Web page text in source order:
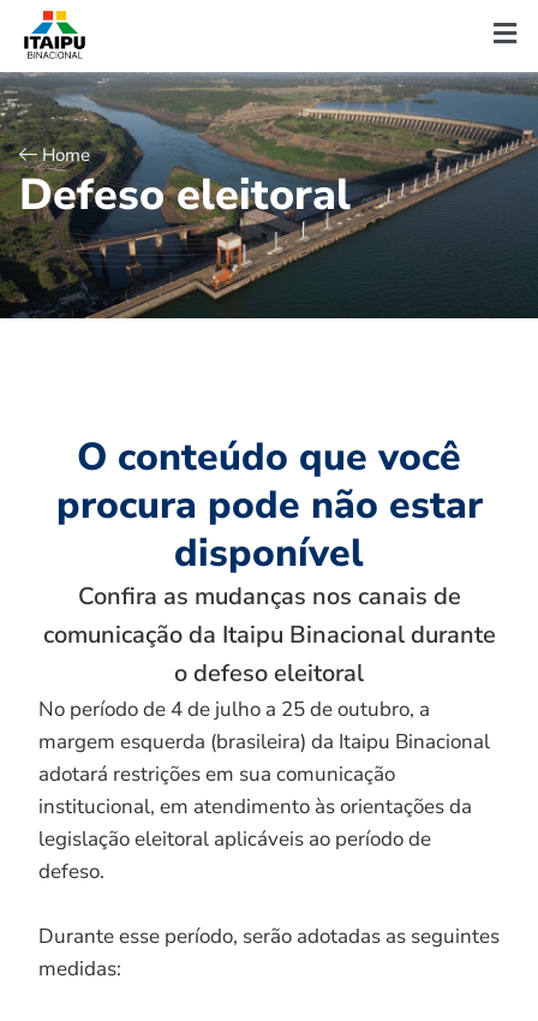
Home
Defeso eleitoral
O conteúdo que você
procura pode não estar
disponível
Confira as mudanças nos canais de
comunicação da Itaipu Binacional durante
o defeso eleitoral
No período de 4 de julho a 25 de outubro, a
margem esquerda (brasileira) da Itaipu Binacional
adotará restrições em sua comunicação
institucional, em atendimento às orientações da
legislação eleitoral aplicáveis ao período de
defeso.
Durante esse período, serão adotadas as seguintes
medidas: